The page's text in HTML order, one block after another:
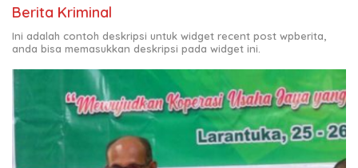
Berita Kriminal
Ini adalah contoh deskripsi untuk widget recent post wpberita,
anda bisa memasukkan deskripsi pada widget ini.